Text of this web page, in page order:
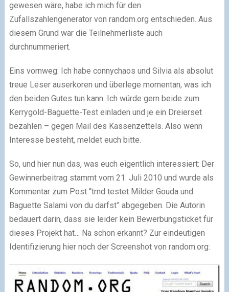
gewesen wäre, habe ich mich für den
Zufallszahlengenerator von random.org entschieden. Aus
diesem Grund war die Teilnehmerliste auch
durchnummeriert.
Eins vornweg: Ich habe connychaos und Silvia als absolut
treue Leser auserkoren und überlege momentan, was ich
den beiden Gutes tun kann. Ich würde gern beide zum
Kerrygold-Baguette-Test einladen und je ein Dreierset
bezahlen – gegen Mail des Kassenzettels. Also wenn
Interesse besteht, meldet euch bitte.
So, und hier nun das, was euch eigentlich interessiert: Der
Gewinnerbeitrag stammt vom 21. Juli 2010 und wurde als
Kommentar zum Post “trnd testet Milder Gouda und
Baguette Salami von du darfst” abgegeben. Die Autorin
bedauert darin, dass sie leider kein Bewerbungsticket für
dieses Projekt hat… Na schon erkannt? Zur eindeutigen
Identifizierung hier noch der Screenshot von random.org: